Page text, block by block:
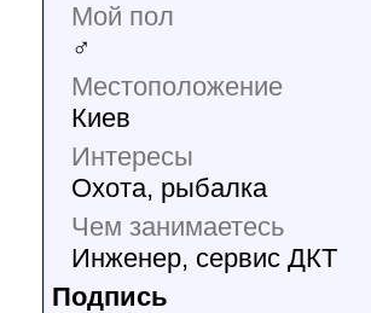
Мой пол
♂
Местоположение
Киев
Интересы
Охота, рыбалка
Чем занимаетесь
Инженер, сервис ДКТ
Подпись